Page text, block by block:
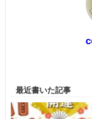
最近書いた記事